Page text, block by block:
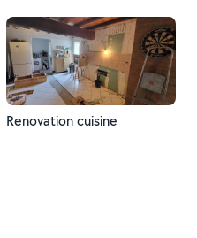
Renovation cuisine